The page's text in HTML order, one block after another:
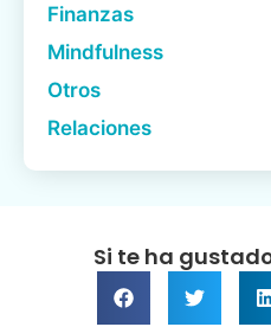
Finanzas
Mindfulness
Otros
Relaciones
Si te ha